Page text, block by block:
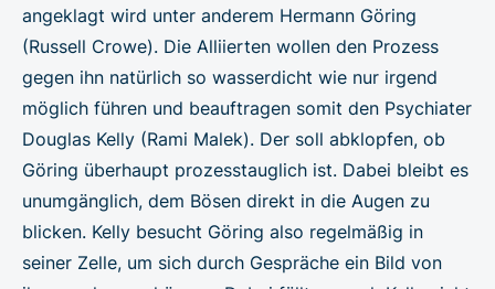
angeklagt wird unter anderem Hermann Göring
(Russell Crowe). Die Alliierten wollen den Prozess
gegen ihn natürlich so wasserdicht wie nur irgend
möglich führen und beauftragen somit den Psychiater
Douglas Kelly (Rami Malek). Der soll abklopfen, ob
Göring überhaupt prozesstauglich ist. Dabei bleibt es
unumgänglich, dem Bösen direkt in die Augen zu
blicken. Kelly besucht Göring also regelmäßig in
seiner Zelle, um sich durch Gespräche ein Bild von